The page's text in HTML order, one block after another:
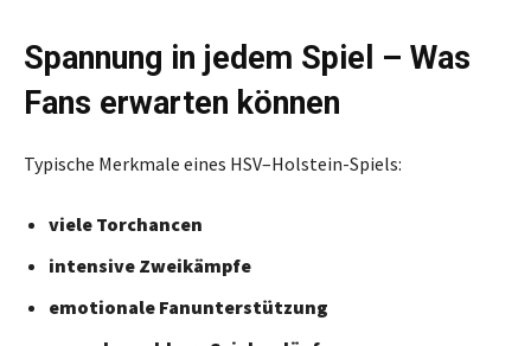
Spannung in jedem Spiel – Was
Fans erwarten können
Typische Merkmale eines HSV–Holstein-Spiels:
viele Torchancen
intensive Zweikämpfe
emotionale Fanunterstützung